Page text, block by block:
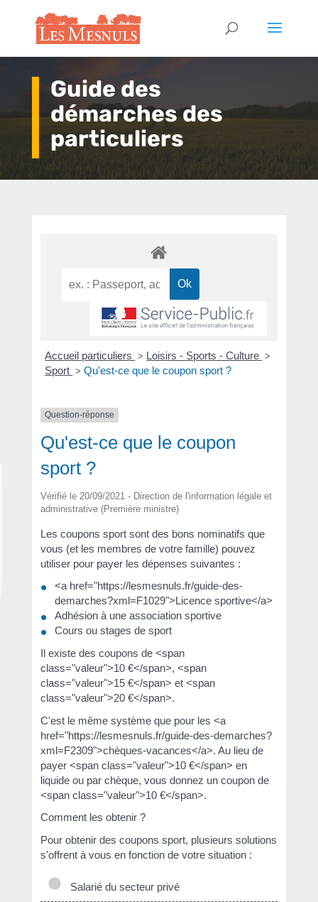
Guide des
démarches des
particuliers
Accueil particuliers > Loisirs - Sports - Culture >
Sport > Qu'est-ce que le coupon sport ?
Question-réponse
Qu'est-ce que le coupon
sport ?
Vérifié le 20/09/2021 - Direction de l'information légale et
administrative (Première ministre)
Les coupons sport sont des bons nominatifs que
vous (et les membres de votre famille) pouvez
utiliser pour payer les dépenses suivantes :
<a href="https://lesmesnuls.fr/guide-des-
demarches?xml=F1029">Licence sportive</a>
Adhésion à une association sportive
Cours ou stages de sport
Il existe des coupons de <span
class="valeur">10 €</span>, <span
class="valeur">15 €</span> et <span
class="valeur">20 €</span>.
C'est le même système que pour les <a
href="https://lesmesnuls.fr/guide-des-demarches?
xml=F2309">chèques-vacances</a>. Au lieu de
payer <span class="valeur">10 €</span> en
liquide ou par chèque, vous donnez un coupon de
<span class="valeur">10 €</span>.
Comment les obtenir ?
Pour obtenir des coupons sport, plusieurs solutions
s'offrent à vous en fonction de votre situation :
Salarié du secteur privé